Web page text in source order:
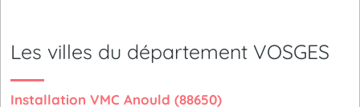
Les villes du département VOSGES
Installation VMC Anould (88650)